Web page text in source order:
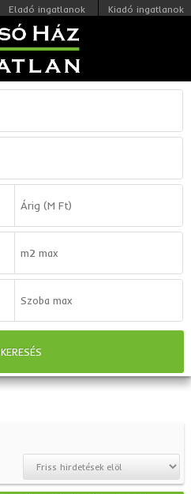
Eladó ingatlanok Kiadó ingatlanok
KERESÉS